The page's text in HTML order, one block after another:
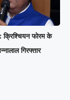
फोरम के
गिरफ्तार